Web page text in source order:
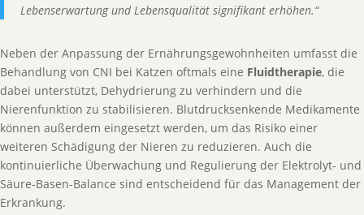
Lebenserwartung und Lebensqualität signifikant erhöhen.“
Neben der Anpassung der Ernährungsgewohnheiten umfasst die
Behandlung von CNI bei Katzen oftmals eine Fluidtherapie, die
dabei unterstützt, Dehydrierung zu verhindern und die
Nierenfunktion zu stabilisieren. Blutdrucksenkende Medikamente
können außerdem eingesetzt werden, um das Risiko einer
weiteren Schädigung der Nieren zu reduzieren. Auch die
kontinuierliche Überwachung und Regulierung der Elektrolyt- und
Säure-Basen-Balance sind entscheidend für das Management der
Erkrankung.